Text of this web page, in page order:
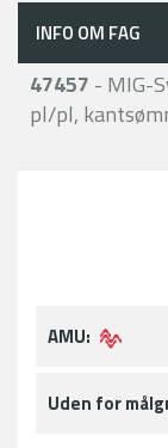
INFO OM FAG
47457 - MIG-
pl/pl,
AMU:
Uden for